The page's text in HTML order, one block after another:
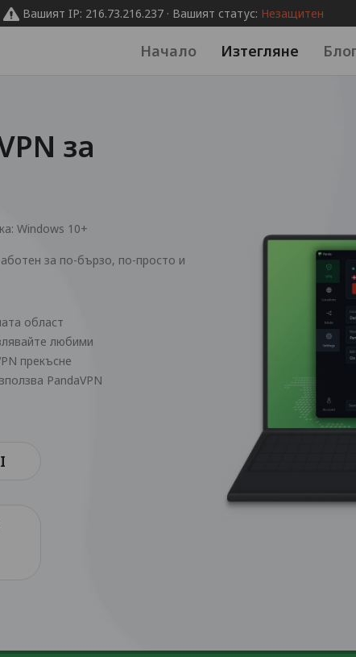
Вашият IP: 216.73.216.237 · Вашият статус: Незащитен
Начало Изтегляне
за
Windows 10+
за по-бързо, по-просто и
област
любими
прекъсне
PandaVPN